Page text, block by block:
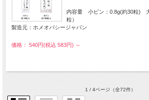
内容量 小ビン：0.8g(約30粒)
粒）
製造元：ホメオパシージャパン
価格： 540円(税込 583円) ～
1 / 4ページ（全72件）